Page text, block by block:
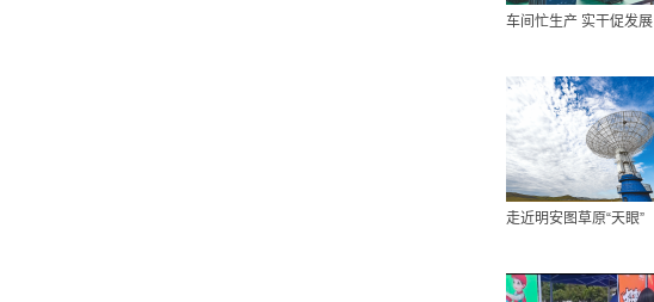
车间忙生产 实干促发展
走近明安图草原“天眼”